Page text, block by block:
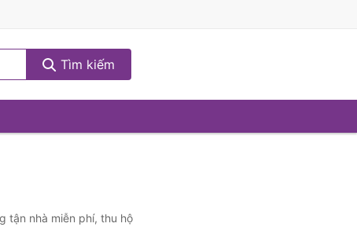
Tìm kiếm
tận nhà miễn phí, thu hộ